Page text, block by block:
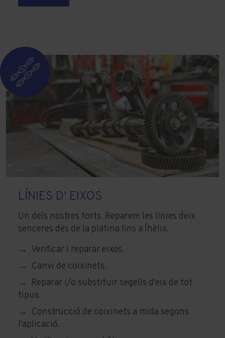
LÍNIES D' EIXOS
Un dels nostres forts. Reparem les línies d´eix
senceres des de la platina fins a l´hèlix.
Verificar i reparar eixos.
Canvi de coixinets.
Reparar i/o substituir segells d'eix de tot
tipus.
Construcció de coixinets a mida segons
l'aplicació.